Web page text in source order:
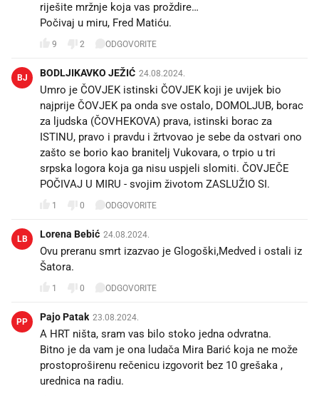
riješite mržnje koja vas proždire…
Počivaj u miru, Fred Matiću.🙏
9 2 ODGOVORITE
BJ BODLJIKAVKO JEŽIĆ 24.08.2024.
Umro je ČOVJEK istinski ČOVJEK koji je uvijek bio
najprije ČOVJEK pa onda sve ostalo, DOMOLJUB, borac
za ljudska (ČOVHEKOVA) prava, istinski borac za
ISTINU, pravo i pravdu i žrtvovao je sebe da ostvari ono
zašto se borio kao branitelj Vukovara, o trpio u tri
srpska logora koja ga nisu uspjeli slomiti. ČOVJEČE
POČIVAJ U MIRU - svojim životom ZASLUŽIO SI.
1 0 ODGOVORITE
LB Lorena Bebić 24.08.2024.
Ovu preranu smrt izazvao je Glogoški,Medved i ostali iz
Šatora.
1 0 ODGOVORITE
PP Pajo Patak 23.08.2024.
A HRT ništa, sram vas bilo stoko jedna odvratna.
Bitno je da vam je ona ludača Mira Barić koja ne može
prostoproširenu rečenicu izgovorit bez 10 grešaka ,
urednica na radiu.